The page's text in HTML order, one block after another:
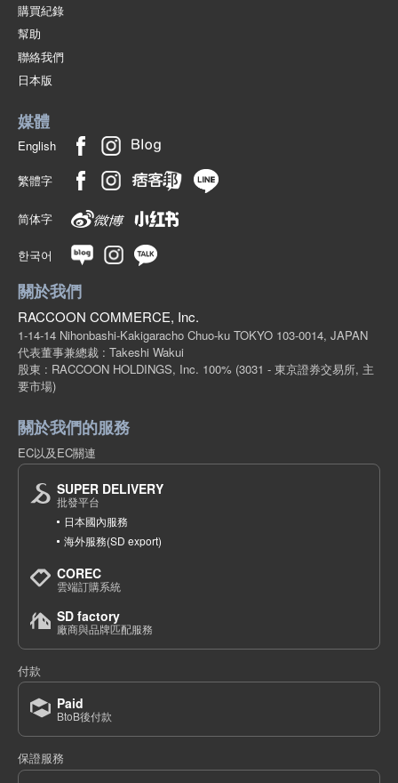
購買紀錄
幫助
聯絡我們
日本版
媒體
English
繁體字
简体字
한국어
關於我們
RACCOON COMMERCE, Inc.
1-14-14 Nihonbashi-Kakigaracho Chuo-ku TOKYO 103-0014, JAPAN
代表董事兼總裁 : Takeshi Wakui
股東 : RACCOON HOLDINGS, Inc. 100% (3031 - 東京證券交易所, 主
要市場)
關於我們的服務
EC以及EC關連
SUPER DELIVERY
批發平台
日本國內服務
海外服務(SD export)
COREC
雲端訂購系統
SD factory
廠商與品牌匹配服務
付款
Paid
BtoB後付款
保證服務